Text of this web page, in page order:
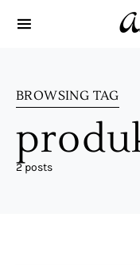
BROWSING TAG
2 posts